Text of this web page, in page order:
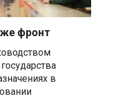
соглашения по
рынку и
Лукашенко:
сливки» в
и за
фронт
в